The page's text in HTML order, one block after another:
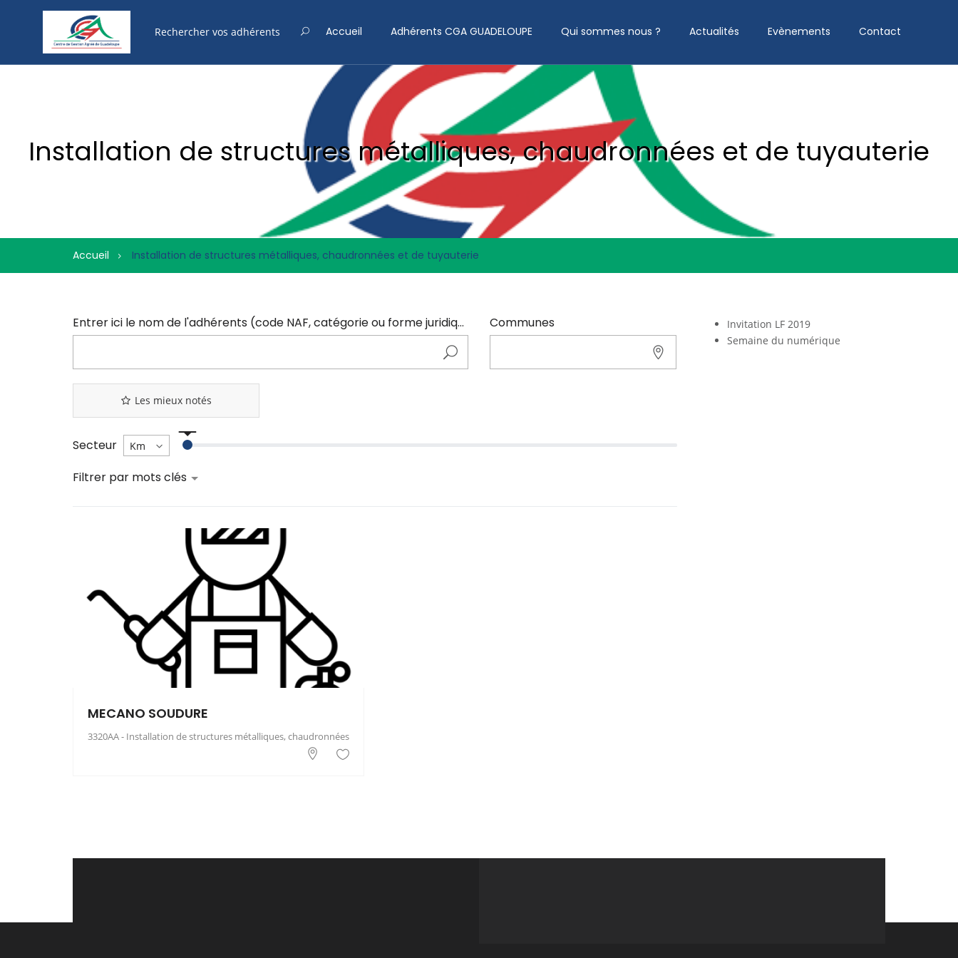
Accueil Adhérents CGA GUADELOUPE Qui sommes nous ? Actualités Evènements Contact
Installation de structures métalliques, chaudronnées et de tuyauterie
Accueil Installation de structures métalliques, chaudronnées et de tuyauterie
Entrer ici le nom de l'adhérents (code NAF, catégorie ou forme juridique) Communes
Les mieux notés
Secteur
Filtrer par mots clés
MECANO SOUDURE
3320AA - Installation de structures métalliques, chaudronnées et de tuyauterie
Invitation LF 2019
Semaine du numérique